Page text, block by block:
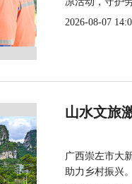
2026-08-07
山水文旅
广西崇左市大
助力乡村振兴。